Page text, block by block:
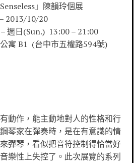
」陳韻玲個展
2013/10/20
週日(Sun.) 13:00 – 21:00
寓 B1 (台中市五權路594號)
動作，能主動地對人的性格和行
琴家在彈奏時，是在有意識的情
彈琴，看似把音符控制得恰當好
樂性上失控了。此次展覽的系列